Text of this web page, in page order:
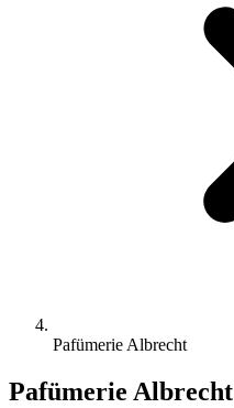
Pafümerie Albrecht
Pafümerie Albrecht